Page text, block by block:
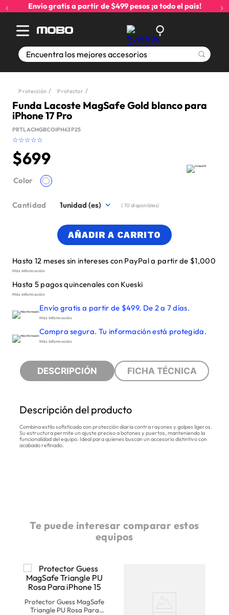
Envío gratis a partir de $499 pesos ¡a todo el país!
Encuentra los mejores accesorios
Protección Protector
Funda Lacoste MagSafe Gold blanco para
iPhone 17 Pro
PRTLACMGBCOIPH63P25
☆☆☆☆☆
$699
Color
Cantidad 1 ( 10disponibles)
AÑADIR A CARRITO
Hasta 12 meses sin intereses con PayPal a partir de $1,000
Más información
Hasta 5 pagos quincenales con Kueski
Más información
Envío gratis a partir de $499. De 2 a 7 días.
Más información
Compra segura. Tu información está protegida.
Más información
DESCRIPCIÓN FICHA TÉCNICA
Descripción del producto
Combina estilo sofisticado con protección diaria contra rayones y golpes ligeros.
Su estructura permite un ajuste preciso a botones y puertos, manteniendo la
funcionalidad del equipo. Ideal para quienes buscan un accesorio distintivo con
acabado refinado.
Te puede interesar comparar estos
equipos
Protector Guess MagSafe
Triangle PU Rosa Para